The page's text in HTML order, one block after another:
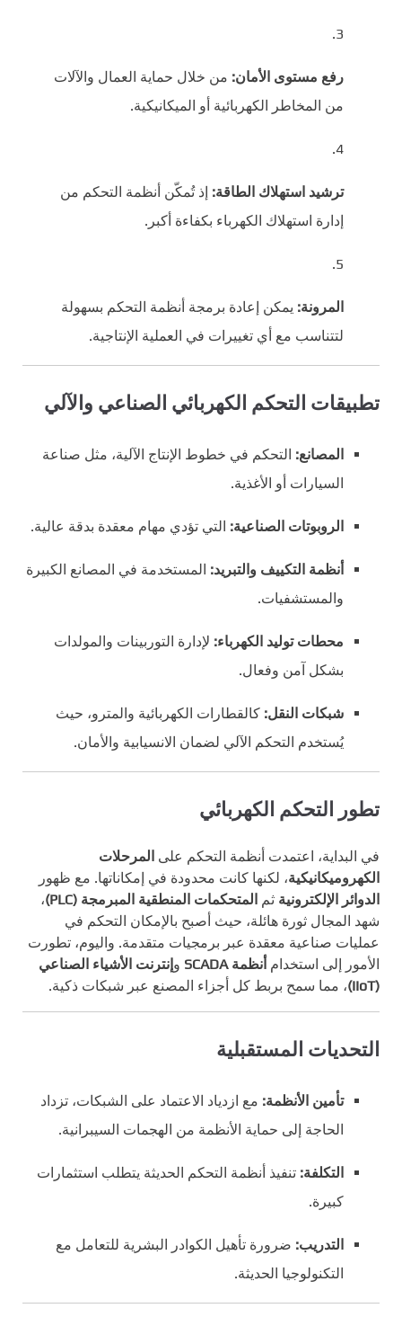
رفع مستوى الأمان: من خلال حماية العمال والآلات
من المخاطر الكهربائية أو الميكانيكية.
ترشيد استهلاك الطاقة: إذ تُمكّن أنظمة التحكم من
إدارة استهلاك الكهرباء بكفاءة أكبر.
المرونة: يمكن إعادة برمجة أنظمة التحكم بسهولة
لتتناسب مع أي تغييرات في العملية الإنتاجية.
تطبيقات التحكم الكهربائي الصناعي والآلي
المصانع: التحكم في خطوط الإنتاج الآلية، مثل صناعة
السيارات أو الأغذية.
الروبوتات الصناعية: التي تؤدي مهام معقدة بدقة عالية.
أنظمة التكييف والتبريد: المستخدمة في المصانع الكبيرة
والمستشفيات.
محطات توليد الكهرباء: لإدارة التوربينات والمولدات
بشكل آمن وفعال.
شبكات النقل: كالقطارات الكهربائية والمترو، حيث
يُستخدم التحكم الآلي لضمان الانسيابية والأمان.
تطور التحكم الكهربائي
في البداية، اعتمدت أنظمة التحكم على المرحلات
الكهروميكانيكية، لكنها كانت محدودة في إمكاناتها. مع ظهور
الدوائر الإلكترونية ثم المتحكمات المنطقية المبرمجة (PLC)
،
شهد المجال ثورة هائلة، حيث أصبح بالإمكان التحكم في
عمليات صناعية معقدة عبر برمجيات متقدمة. واليوم، تطورت
الأمور إلى استخدام أنظمة SCADA وإنترنت الأشياء الصناعي
(IIoT)
، مما سمح بربط كل أجزاء المصنع عبر شبكات ذكية.
التحديات المستقبلية
تأمين الأنظمة: مع ازدياد الاعتماد على الشبكات، تزداد
الحاجة إلى حماية الأنظمة من الهجمات السيبرانية.
التكلفة: تنفيذ أنظمة التحكم الحديثة يتطلب استثمارات
كبيرة.
التدريب: ضرورة تأهيل الكوادر البشرية للتعامل مع
التكنولوجيا الحديثة.